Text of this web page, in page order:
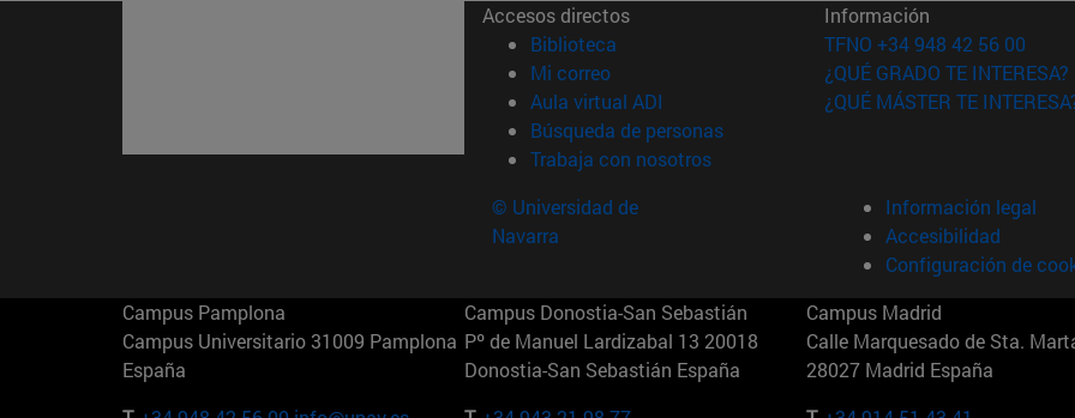
Accesos directos
Biblioteca (abre en nueva ventana)
Mi correo(abre en nueva ventana)
Aula virtual ADI (abre en nueva ventana)
Búsqueda de personas(abre en nueva ventana)
Trabaja con nosotros(abre en nueva ventana)
Información
TFNO +34 948 42 56 00
¿QUÉ GRADO TE INTERESA?
¿QUÉ MÁSTER TE
© Universidad de
Navarra
Información legal
Accesibilidad
Configuración de
Campus Pamplona
Campus Universitario 31009 Pamplona
España
Campus Donostia-San Sebastián
Pº de Manuel Lardizabal 13 20018
Donostia-San Sebastián España
Campus Madrid
Calle Marquesado de Sta.
28027 Madrid España